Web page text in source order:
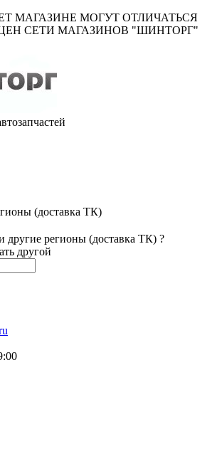
МАГАЗИНЕ МОГУТ ОТЛИЧАТЬСЯ
СЕТИ МАГАЗИНОВ "ШИНТОРГ"
(доставка ТК)
регионы (доставка ТК) ?
другой